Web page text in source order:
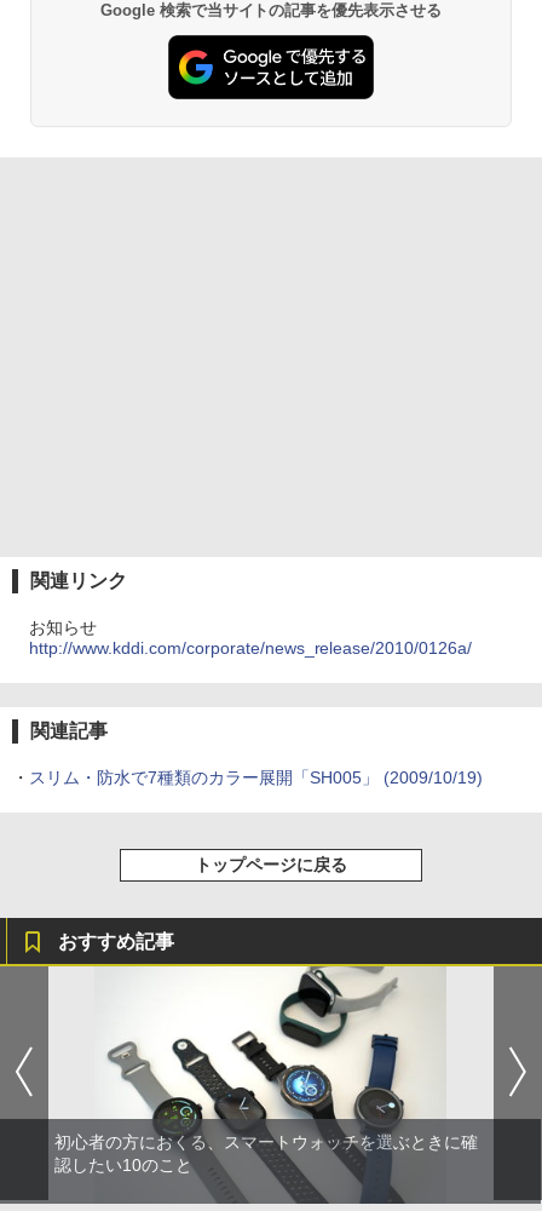
Google 検索で当サイトの記事を優先表示させる
関連リンク
お知らせ
http://www.kddi.com/corporate/news_release/2010/0126a/
関連記事
・ スリム・防水で7種類のカラー展開「SH005」 (2009/10/19)
トップページに戻る
おすすめ記事
初心者の方におくる、スマートウォッチを選ぶときに確
認したい10のこと